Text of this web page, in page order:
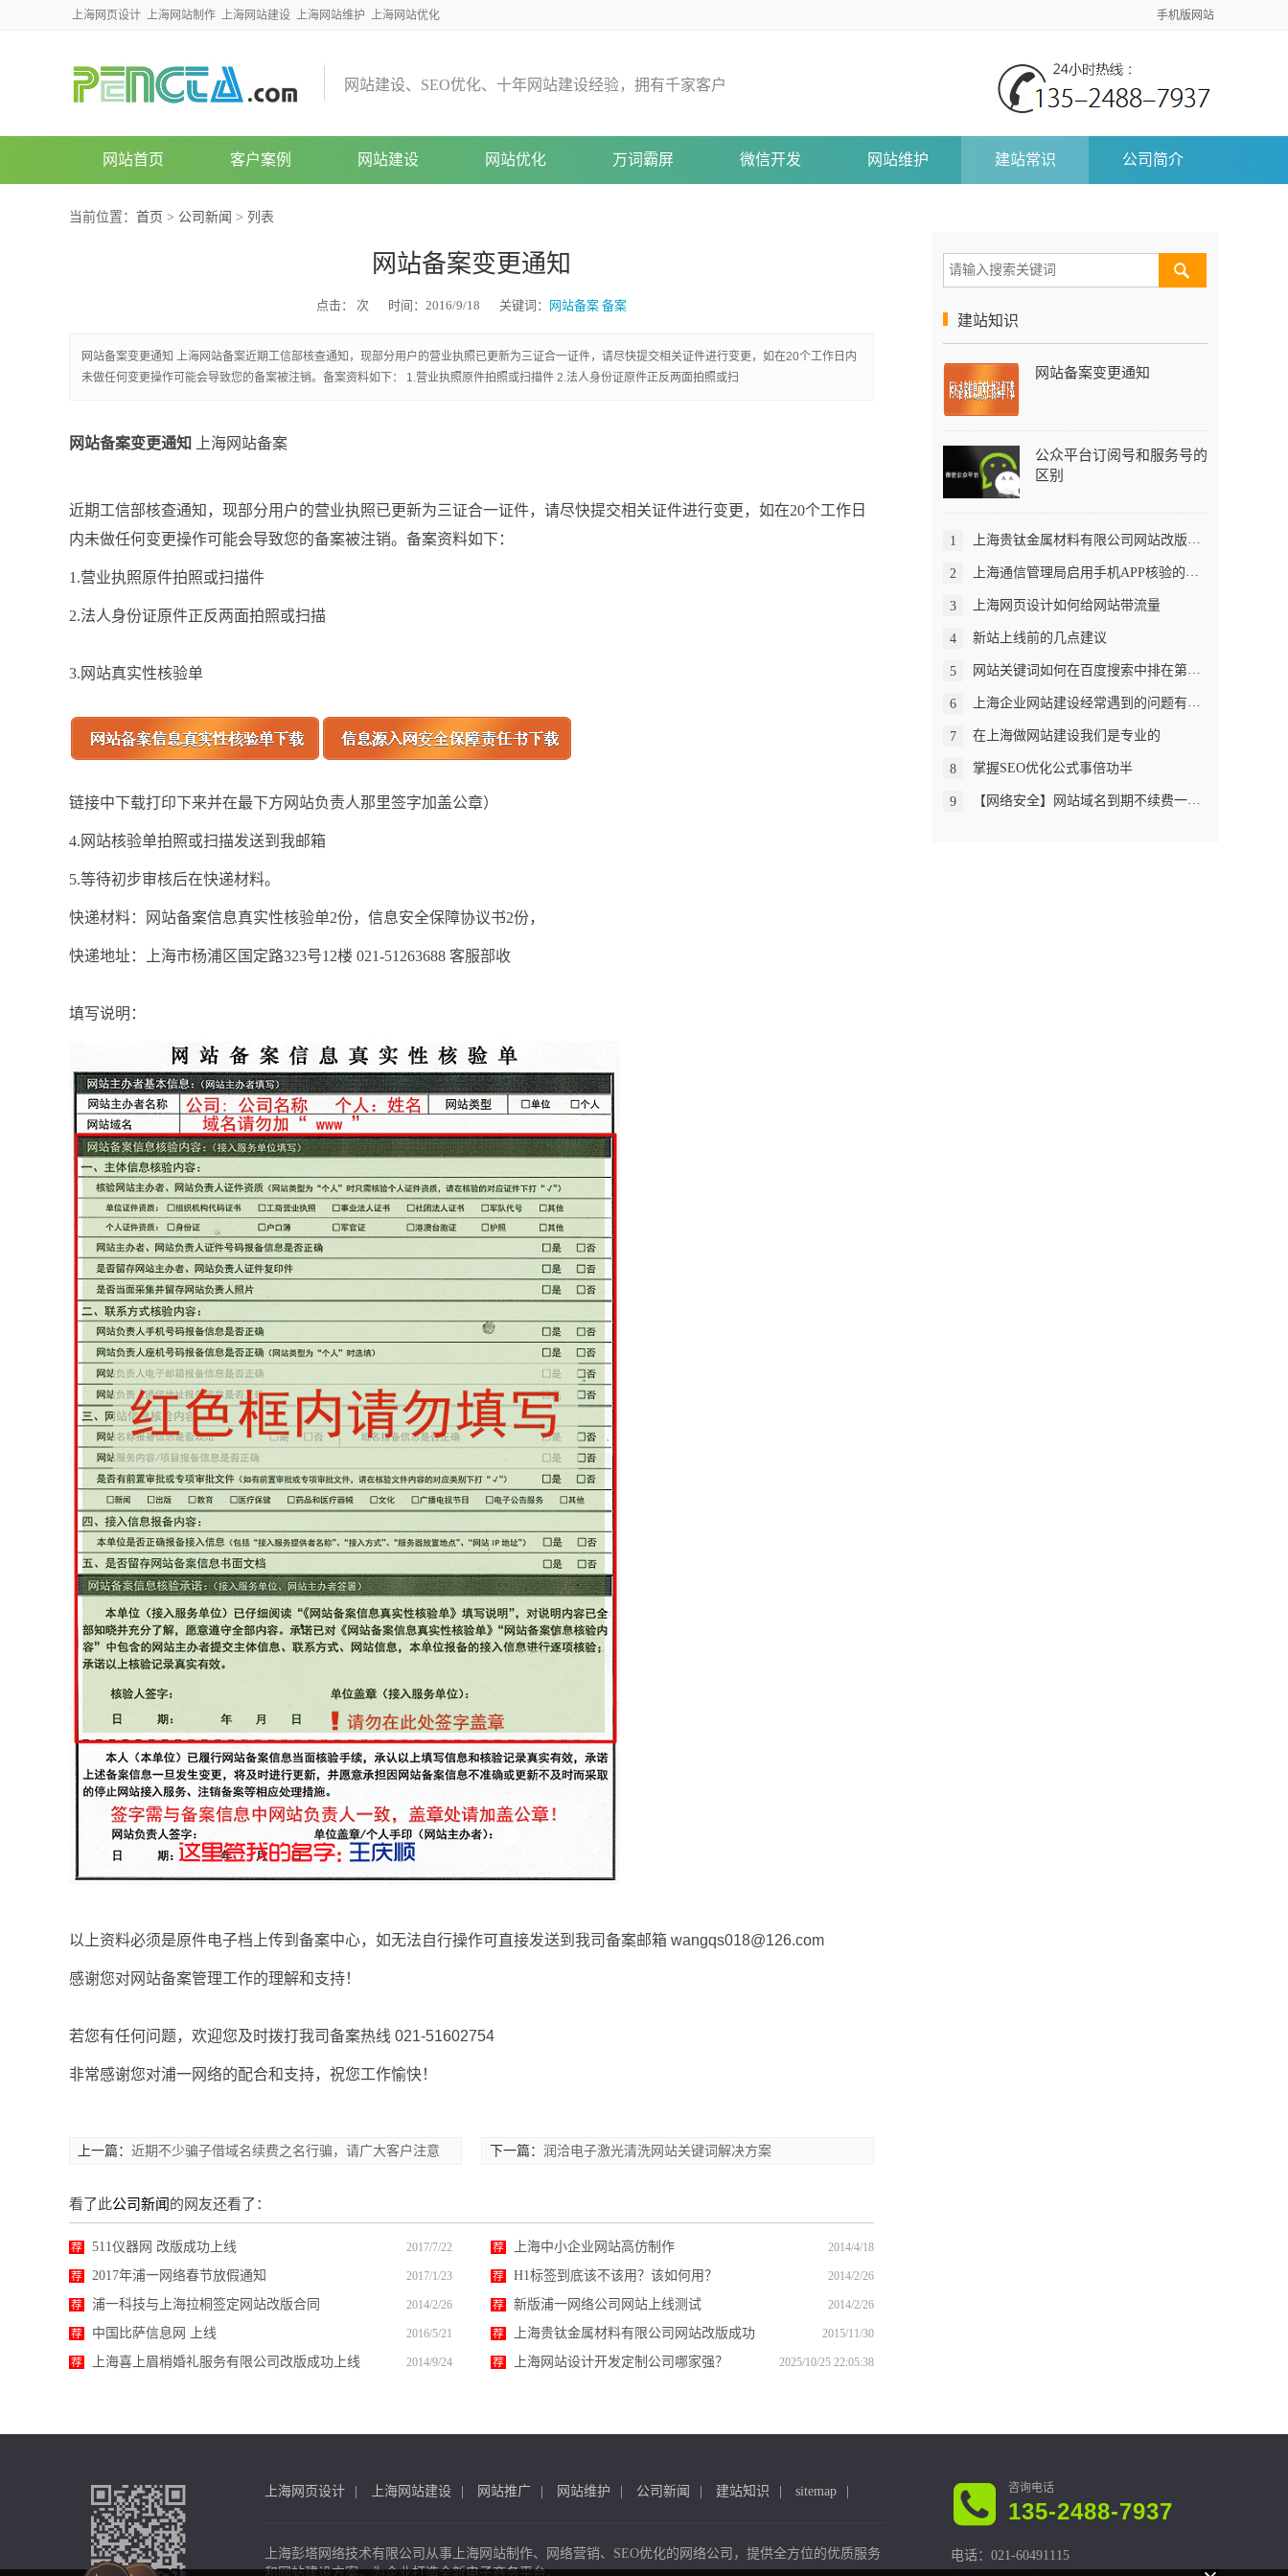
上海网页设计 上海网站制作 上海网站建设 上海网站维护 上海网站优化 手机版网站
网 站建设、 SEO优化、 十年网 站建设经验， 拥有千家客户
网站首页 客户案例 网站建设 网站优化 万词霸屏 微信开发 网站维护 建站常识 公司简介
当前位置： 首页 > 公司新闻 > 列表
网站备案变更通知
点击： 次 时间：2016/9/18 关键词： 网站备案 备案
网站备案变更通知 上海网站备案近期工信部核查通知，现部分用户的营业执照已更新为三证合一证件，请尽快提交相关证件进行变更，如在20个工作日内
未做任何变更操作可能会导致您的备案被注销。备案资料如下： 1.营业执照原件拍照或扫描件 2.法人身份证原件正反两面拍照或扫
网站备案变更通知 上海网站备案
近期工信部核查通知，现部分用户的营业执照已更新为三证合一证件，请尽快提交相关证件进行变更，如在20个工作日
内未做任何变更操作可能会导致您的备案被注销。备案资料如下：
1.营业执照原件拍照或扫描件
2.法人身份证原件正反两面拍照或扫描
3.网站真实性核验单
链接中下载打印下来并在最下方网站负责人那里签字加盖公章）
4.网站核验单拍照或扫描发送到我邮箱
5.等待初步审核后在快递材料。
快递材料：网站备案信息真实性核验单2份，信息安全保障协议书2份，
快递地址：上海市杨浦区国定路323号12楼 021-51263688 客服部收
填写说明：
以上资料必须是原件电子档上传到备案中心，如无法自行操作可直接发送到我司备案邮箱 wangqs018@126.com
感谢您对网站备案管理工作的理解和支持！
若您有任何问题，欢迎您及时拨打我司备案热线 021-51602754
非常感谢您对浦一网络的配合和支持，祝您工作愉快！
上一篇： 近期不少骗子借域名续费之名行骗，请广大客户注意 下一篇： 润洽电子激光清洗网站关键词解决方案
看了此公司新闻 的网友还看了：
荐 2017/7/22
511仪器网 改版成功上线 荐 2014/4/18
上海中小企业网站高仿制作
荐 2017/1/23
2017年浦一网络春节放假通知 荐 2014/2/26
H1标签到底该不该用？该如何用？
荐 2014/2/26
浦一科技与上海拉桐签定网站改版合同 荐 2014/2/26
新版浦一网络公司网站上线测试
荐 2016/5/21
中国比萨信息网 上线 荐 2015/11/30
上海贵钛金属材料有限公司网站改版成功
荐 2014/9/24
上海喜上眉梢婚礼服务有限公司改版成功上线 荐 2025/10/25 22:05:38
上海网站设计开发定制公司哪家强？
建站知识
网站备案变更通知
公众平台订阅号和服务号的
区别
1 上海贵钛金属材料有限公司网站改版成功并上线
2 上海通信管理局启用手机APP核验的通知
3 上海网页设计如何给网站带流量
4 新站上线前的几点建议
5 网站关键词如何在百度搜索中排在第一页
6 上海企业网站建设经常遇到的问题有哪些？
7 在上海做网站建设我们是专业的
8 掌握SEO优化公式事倍功半
9 【网络安全】网站域名到期不续费一定要注销ICP备案
上海网页设计 上海网站建设 网站推广 网站维护 公司新闻 建站知识 sitemap
上海彭塔网络技术有限公司从事上海网站制作、网络营销、SEO优化的网络公司，提供全方位的优质服务
和网站建设方案，为企业打造全新电子商务平台。
135-2488-7937
电话：021-60491115